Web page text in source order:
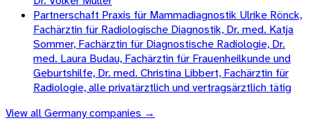
Partnerschaft Praxis für Mammadiagnostik Ulrike Rönck,
Fachärztin für Radiologische Diagnostik, Dr. med. Katja
Sommer, Fachärztin für Diagnostische Radiologie, Dr.
med. Laura Budau, Fachärztin für Frauenheilkunde und
Geburtshilfe, Dr. med. Christina Libbert, Fachärztin für
Radiologie, alle privatärztlich und vertragsärztlich tätig
View allGermanycompanies →